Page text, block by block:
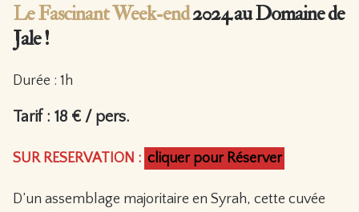
Le Fascinant Week-end2024 au Domaine de
Jale !
Durée : 1h
Tarif : 18 € / pers.
SUR RESERVATION : cliquer pour Réserver
D’un assemblage majoritaire en Syrah, cette cuvée